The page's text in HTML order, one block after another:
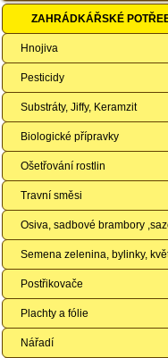
ZAHRÁDKÁŘSKÉ
Hnojiva
Pesticidy
Substráty, Jiffy, Keramzit
Biologické přípravky
Ošetřování rostlin
Travní směsi
Osiva, sadbové brambory
Semena zelenina, bylinky,
Postřikovače
Plachty a fólie
Nářadí